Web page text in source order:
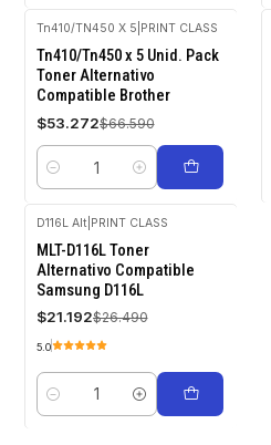
-20%
OFF
Tn410/TN450 X 5 PRINT CLASS
Tn410/Tn450 x 5 Unid. Pack
Toner Alternativo
Compatible Brother
$53.272$66.590
Cantidad
-20%
OFF
D116L Alt| PRINT CLASS
MLT-D116L Toner
Alternativo Compatible
Samsung D116L
$21.192$26.490
5.0
Cantidad